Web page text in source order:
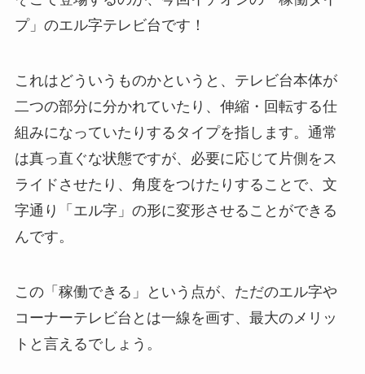
プ」のエル字テレビ台です！
これはどういうものかというと、テレビ台本体が
二つの部分に分かれていたり、伸縮・回転する仕
組みになっていたりするタイプを指します。通常
は真っ直ぐな状態ですが、必要に応じて片側をス
ライドさせたり、角度をつけたりすることで、文
字通り「エル字」の形に変形させることができる
んです。
この「稼働できる」という点が、ただのエル字や
コーナーテレビ台とは一線を画す、最大のメリッ
トと言えるでしょう。